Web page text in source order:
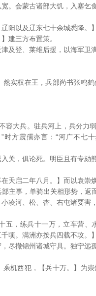
。会蒙古诸部大饥，入塞乞
阳以及辽东七十余城悉降。】
建三方布置策。
及登、莱维后援，以海军卫
实权在王，兵部尚书张鸣
容大兵。驻兵河上，兵分力
时方震孺亦言：“河广不七
关，俱论死。明臣且有专劾
天启二年八月。】而以袁崇
主事，单骑出关相形势，返
凌河、松、杏、右屯诸要害
五，练兵十一万，立车营
顷。满洲亦按兵四载不攻。
尽撤锦州诸城守具。独宁远孤
机西犯，【兵十万。】为